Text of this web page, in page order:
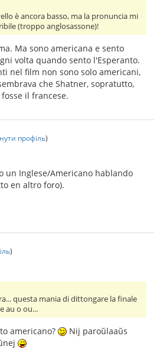
è ancora basso, ma la pronuncia mi
(troppo anglosassone)!
Ma sono americana e sento
volta quando sento l'Esperanto.
nel film non sono solo americani,
che Shatner, sopratutto,
il francese.
профіль)
un Inglese/Americano hablando
en altro foro).
)
questa mania di dittongare la finale
au o ou...
americano?
Nij paroŭlaaŭs